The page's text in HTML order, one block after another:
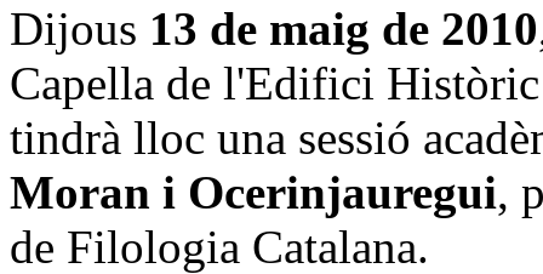
Dijous 13 de maig de 2010
Capella de l'Edifici
tindrà lloc una sessió
Moran i Ocerinjauregui,
de Filologia Catalana.